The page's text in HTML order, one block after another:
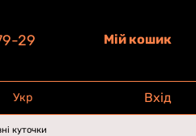
29 Мій кошик
Укр Вхід
куточки